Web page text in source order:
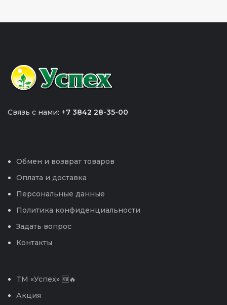
Связь с нами: +7 3842 28-35-00
Обмен и возврат товаров
Оплата и доставка
Персональные данные
Политика конфиденциальности
Задать вопрос
Контакты
TM «Успех» 🆕🔥
Акция